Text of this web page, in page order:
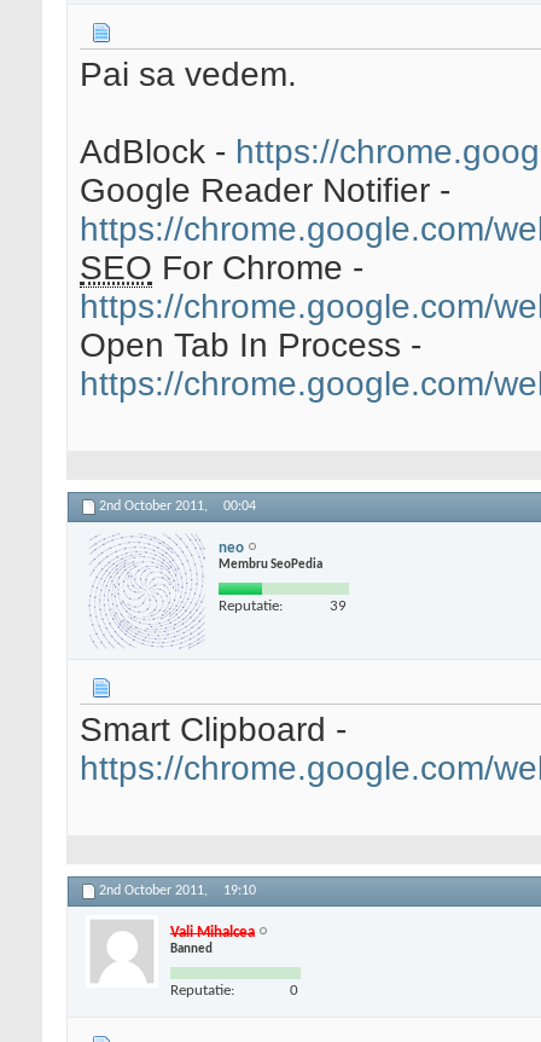
Pai sa vedem.
AdBlock - https://
Google Reader Notifier -
https://chrome.google.com/
SEO For Chrome -
https://chrome.google.com/
Open Tab In Process -
https://chrome.google.com/
2nd October 2011, 00:04
neo
Membru SeoPedia
Reputatie: 39
Smart Clipboard -
https://chrome.google.com/
2nd October 2011, 19:10
Vali Mihalcea
Banned
Reputatie: 0